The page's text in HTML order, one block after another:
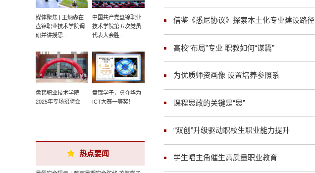
借鉴《悉尼协议》探索本土化专业建设路径
高校“布局”专业 职教如何“谋篇”
为优质师资画像 设置培养参照系
课程思政的关键是“思”
“双创”升级驱动职校生职业能力提升
学生唱主角催生高质量职业教育
媒体聚焦 | 王炳森在
盘锦职业技术学院调
研并讲授思...
中国共产党盘锦职业
技术学院第五次党员
代表大会胜...
盘锦职业技术学院
2025年专场招聘会
盘锦学子，勇夺华为
ICT大赛一等奖！
热点要闻